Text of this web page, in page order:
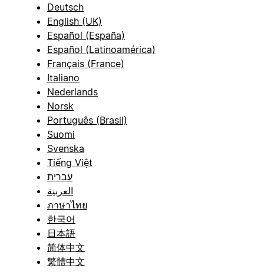
Deutsch
English (UK)
Español (España)
Español (Latinoamérica)
Français (France)
Italiano
Nederlands
Norsk
Português (Brasil)
Suomi
Svenska
Tiếng Việt
עברית
العربية
ภาษาไทย
한국어
日本語
简体中文
繁體中文